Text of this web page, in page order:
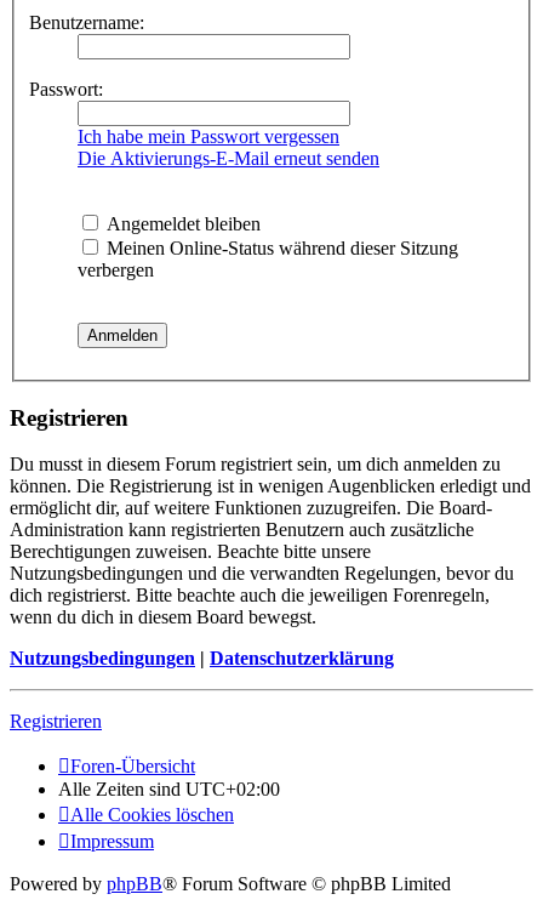
Benutzername:
Passwort:
Ich habe mein Passwort vergessen
Die Aktivierungs-E-Mail erneut senden
Angemeldet bleiben
Meinen Online-Status während dieser Sitzung
verbergen
Registrieren
Du musst in diesem Forum registriert sein, um dich anmelden zu
können. Die Registrierung ist in wenigen Augenblicken erledigt und
ermöglicht dir, auf weitere Funktionen zuzugreifen. Die Board-
Administration kann registrierten Benutzern auch zusätzliche
Berechtigungen zuweisen. Beachte bitte unsere
Nutzungsbedingungen und die verwandten Regelungen, bevor du
dich registrierst. Bitte beachte auch die jeweiligen Forenregeln,
wenn du dich in diesem Board bewegst.
Nutzungsbedingungen | Datenschutzerklärung
Registrieren
Foren-Übersicht
Alle Zeiten sind UTC+02:00
Alle Cookies löschen
Impressum
Powered by phpBB® Forum Software © phpBB Limited